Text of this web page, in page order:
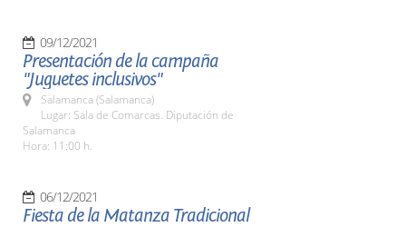
09/12/2021
Presentación de la campaña
"Juguetes inclusivos"
Salamanca (Salamanca)
Lugar: Sala de Comarcas. Diputación de
Salamanca
Hora: 11:00 h.
06/12/2021
Fiesta de la Matanza Tradicional